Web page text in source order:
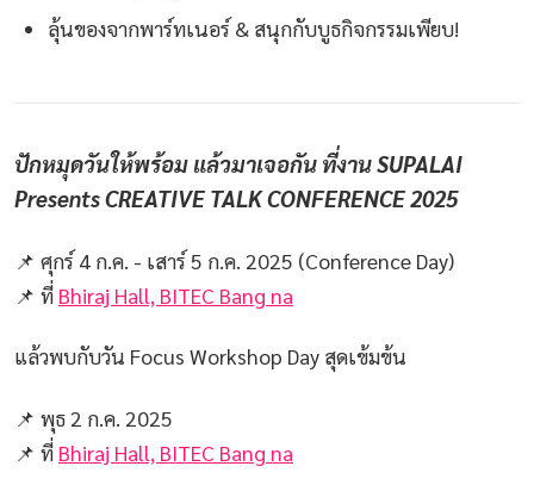
ลุ้นของจากพาร์ทเนอร์ & สนุกกับบูธกิจกรรมเพียบ!
ปักหมุดวันให้พร้อม แล้วมาเจอกัน ที่งาน SUPALAI
Presents CREATIVE TALK CONFERENCE 2025
📌 ศุกร์ 4 ก.ค. - เสาร์ 5 ก.ค. 2025 (Conference Day)
📌 ที่ Bhiraj Hall, BITEC Bang na
แล้วพบกับวัน Focus Workshop Day สุดเข้มข้น
📌 พุธ 2 ก.ค. 2025
📌 ที่ Bhiraj Hall, BITEC Bang na